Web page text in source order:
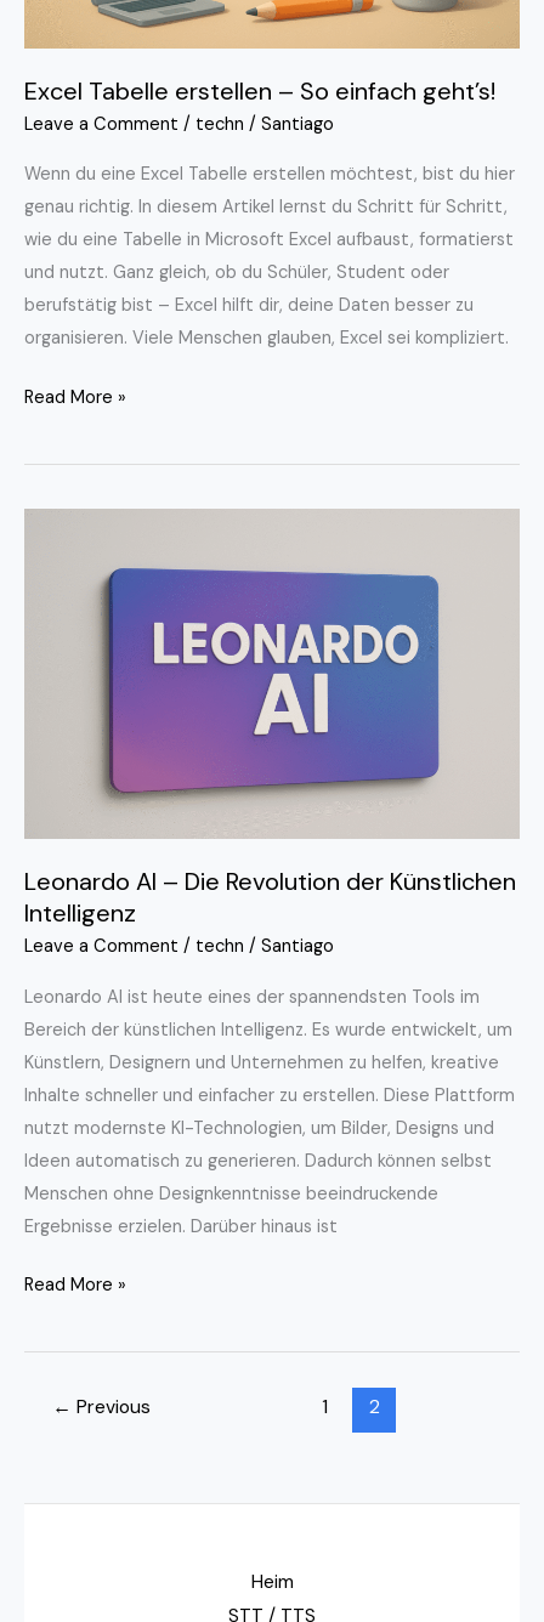
Excel Tabelle erstellen – So einfach geht’s!
Leave a Comment / techn / Santiago
Wenn du eine Excel Tabelle erstellen möchtest, bist du hier
genau richtig. In diesem Artikel lernst du Schritt für Schritt,
wie du eine Tabelle in Microsoft Excel aufbaust, formatierst
und nutzt. Ganz gleich, ob du Schüler, Student oder
berufstätig bist – Excel hilft dir, deine Daten besser zu
organisieren. Viele Menschen glauben, Excel sei kompliziert.
Read More »
Leonardo AI – Die Revolution der Künstlichen
Intelligenz
Leave a Comment / techn / Santiago
Leonardo AI ist heute eines der spannendsten Tools im
Bereich der künstlichen Intelligenz. Es wurde entwickelt, um
Künstlern, Designern und Unternehmen zu helfen, kreative
Inhalte schneller und einfacher zu erstellen. Diese Plattform
nutzt modernste KI-Technologien, um Bilder, Designs und
Ideen automatisch zu generieren. Dadurch können selbst
Menschen ohne Designkenntnisse beeindruckende
Ergebnisse erzielen. Darüber hinaus ist
Read More »
← Previous 1 2
Heim
STT / TTS